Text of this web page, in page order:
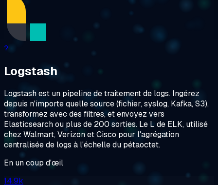
?
Logstash
Logstash est un pipeline de traitement de logs. Ingérez
depuis n'importe quelle source (fichier, syslog, Kafka, S3),
transformez avec des filtres, et envoyez vers
Elasticsearch ou plus de 200 sorties. Le L de ELK, utilisé
chez Walmart, Verizon et Cisco pour l'agrégation
centralisée de logs à l'échelle du pétaoctet.
En un coup d'œil
14.9k